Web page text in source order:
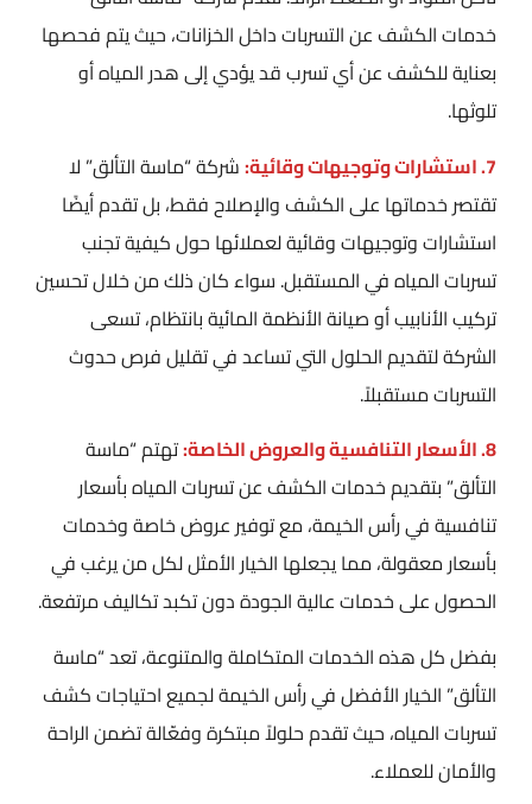
خدمات الكشف عن التسربات داخل الخزانات، حيث يتم فحصها
بعناية للكشف عن أي تسرب قد يؤدي إلى هدر المياه أو
تلوثها.
7. استشارات وتوجيهات وقائية:
شركة “ماسة التألق” لا
تقتصر خدماتها على الكشف والإصلاح فقط، بل تقدم أيضًا
استشارات وتوجيهات وقائية لعملائها حول كيفية تجنب
تسربات المياه في المستقبل. سواء كان ذلك من خلال تحسين
تركيب الأنابيب أو صيانة الأنظمة المائية بانتظام، تسعى
الشركة لتقديم الحلول التي تساعد في تقليل فرص حدوث
التسربات مستقبلاً.
8. الأسعار التنافسية والعروض الخاصة:
تهتم “ماسة
التألق” بتقديم خدمات الكشف عن تسربات المياه بأسعار
تنافسية في رأس الخيمة، مع توفير عروض خاصة وخدمات
بأسعار معقولة، مما يجعلها الخيار الأمثل لكل من يرغب في
الحصول على خدمات عالية الجودة دون تكبد تكاليف مرتفعة.
بفضل كل هذه الخدمات المتكاملة والمتنوعة، تعد “ماسة
التألق” الخيار الأفضل في رأس الخيمة لجميع احتياجات كشف
تسربات المياه، حيث تقدم حلولاً مبتكرة وفعّالة تضمن الراحة
والأمان للعملاء.